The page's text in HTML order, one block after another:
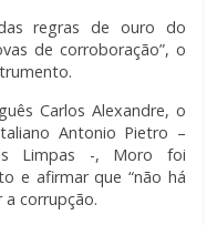
regras de ouro do
de corroboração”, o
Carlos Alexandre, o
Antonio Pietro –
Limpas -, Moro foi
e afirmar que “não há
a corrupção.